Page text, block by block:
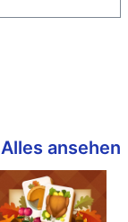
Alles ansehen